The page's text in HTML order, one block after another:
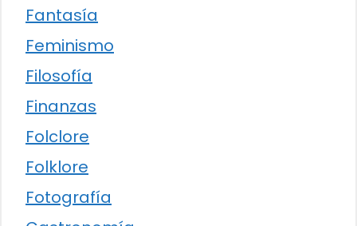
Fantasía
Feminismo
Filosofía
Finanzas
Folclore
Folklore
Fotografía